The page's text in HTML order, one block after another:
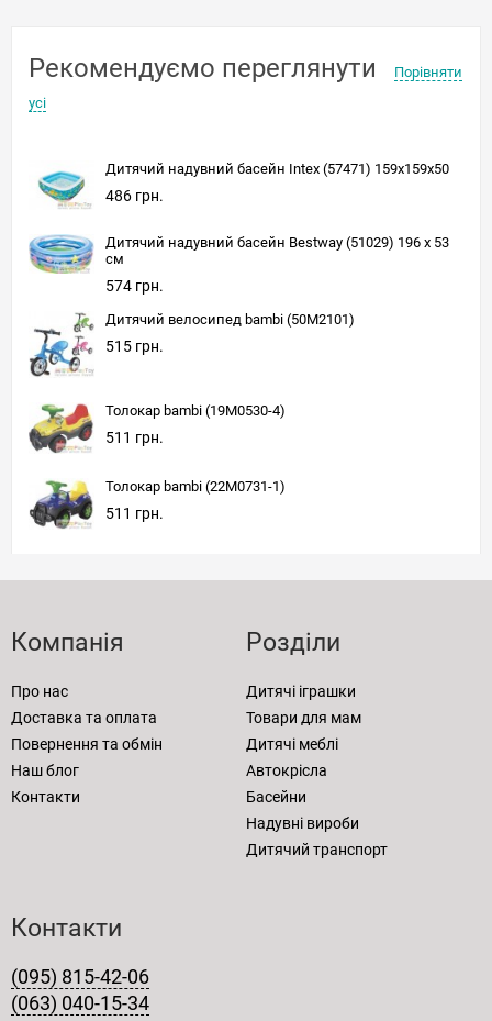
Рекомендуємо переглянути
Порівняти
усі
Дитячий надувний басейн Intex (57471) 159x159x50
486 грн.
Дитячий надувний басейн Bestway (51029) 196 х 53
см
574 грн.
Дитячий велосипед bambi (50M2101)
515 грн.
Толокар bambi (19M0530-4)
511 грн.
Толокар bambi (22M0731-1)
511 грн.
Компанія
Про нас
Доставка та оплата
Повернення та обмін
Наш блог
Контакти
Розділи
Дитячі іграшки
Товари для мам
Дитячі меблі
Автокрісла
Басейни
Надувні вироби
Дитячий транспорт
Контакти
(095) 815-42-06
(063) 040-15-34